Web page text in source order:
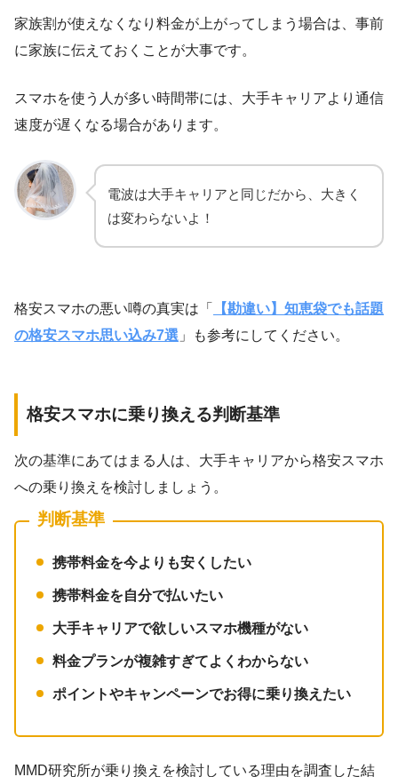
家族割が使えなくなり料金が上がってしまう場合は、事前
に家族に伝えておくことが大事です。
スマホを使う人が多い時間帯には、大手キャリアより通信
速度が遅くなる場合があります。
電波は大手キャリアと同じだから、大きく
は変わらないよ！
格安スマホの悪い噂の真実は「
【勘違い】知恵袋でも話題
の格安スマホ思い込み7選 」も参考にしてください。
格安スマホに乗り換える判断基準
次の基準にあてはまる人は、大手キャリアから格安スマホ
への乗り換えを検討しましょう。
判断基準
携帯料金を今よりも安くしたい
携帯料金を自分で払いたい
大手キャリアで欲しいスマホ機種がない
料金プランが複雑すぎてよくわからない
ポイントやキャンペーンでお得に乗り換えたい
MMD研究所が乗り換えを検討している理由を調査した結